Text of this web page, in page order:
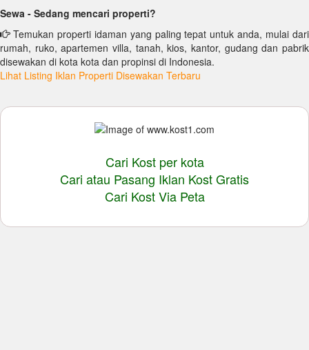
Sewa - Sedang mencari properti?
Temukan properti idaman yang paling tepat untuk anda, mulai dari
rumah, ruko, apartemen villa, tanah, kios, kantor, gudang dan pabrik
disewakan di kota kota dan propinsi di Indonesia.
Lihat Listing Iklan Properti Disewakan Terbaru
Cari Kost per kota
Cari atau Pasang Iklan Kost Gratis
Cari Kost Via Peta